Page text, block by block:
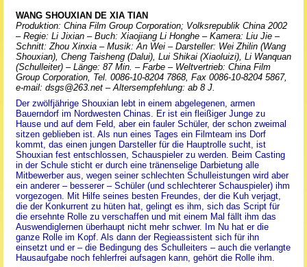
WANG SHOUXIAN DE XIA TIAN
Produktion: China Film Group Corporation; Volksrepublik China 2002
– Regie: Li Jixian – Buch: Xiaojiang Li Honghe – Kamera: Liu Jie –
Schnitt: Zhou Xinxia – Musik: An Wei – Darsteller: Wei Zhilin (Wang
Shouxian), Cheng Taisheng (Dalui), Lui Shikai (Xiaoluizi), Li Wanquan
(Schulleiter) – Länge: 87 Min. – Farbe – Weltvertrieb: China Film
Group Corporation, Tel. 0086-10-8204 7868, Fax 0086-10-8204 5867,
e-mail: dsgs@263.net – Altersempfehlung: ab 8 J.
Der zwölfjährige Shouxian lebt in einem abgelegenen, armen
Bauerndorf im Nordwesten Chinas. Er ist ein fleißiger Junge zu
Hause und auf dem Feld, aber ein fauler Schüler, der schon zweimal
sitzen geblieben ist. Als nun eines Tages ein Filmteam ins Dorf
kommt, das einen jungen Darsteller für die Hauptrolle sucht, ist
Shouxian fest entschlossen, Schauspieler zu werden. Beim Casting
in der Schule sticht er durch eine tränenselige Darbietung alle
Mitbewerber aus, wegen seiner schlechten Schulleistungen wird aber
ein anderer – besserer – Schüler (und schlechterer Schauspieler) ihm
vorgezogen. Mit Hilfe seines besten Freundes, der die Kuh verjagt,
die der Konkurrent zu hüten hat, gelingt es ihm, sich das Script für
die ersehnte Rolle zu verschaffen und mit einem Mal fällt ihm das
Auswendiglernen überhaupt nicht mehr schwer. Im Nu hat er die
ganze Rolle im Kopf. Als dann der Regieassistent sich für ihn
einsetzt und er – die Bedingung des Schulleiters – auch die verlangte
Hausaufgabe noch fehlerfrei aufsagen kann, gehört die Rolle ihm.